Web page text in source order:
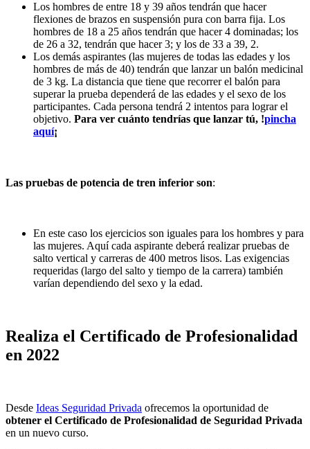
Los hombres de entre 18 y 39 años tendrán que hacer
flexiones de brazos en suspensión pura con barra fija. Los
hombres de 18 a 25 años tendrán que hacer 4 dominadas; los
de 26 a 32, tendrán que hacer 3; y los de 33 a 39, 2.
Los demás aspirantes (las mujeres de todas las edades y los
hombres de más de 40) tendrán que lanzar un balón medicinal
de 3 kg. La distancia que tiene que recorrer el balón para
superar la prueba dependerá de las edades y el sexo de los
participantes. Cada persona tendrá 2 intentos para lograr el
objetivo. Para ver cuánto tendrías que lanzar tú, !pincha
aquí¡
Las pruebas de potencia de tren inferior son:
En este caso los ejercicios son iguales para los hombres y para
las mujeres. Aquí cada aspirante deberá realizar pruebas de
salto vertical y carreras de 400 metros lisos. Las exigencias
requeridas (largo del salto y tiempo de la carrera) también
varían dependiendo del sexo y la edad.
Realiza el Certificado de Profesionalidad
en 2022
Desde Ideas Seguridad Privada ofrecemos la oportunidad de
obtener el Certificado de Profesionalidad de Seguridad Privada
en un nuevo curso.